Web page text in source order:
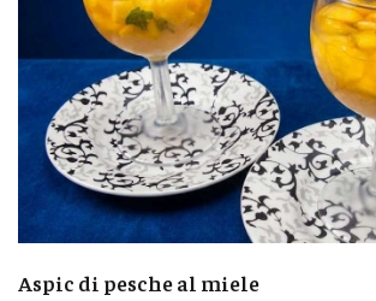
Aspic di pesche al miele